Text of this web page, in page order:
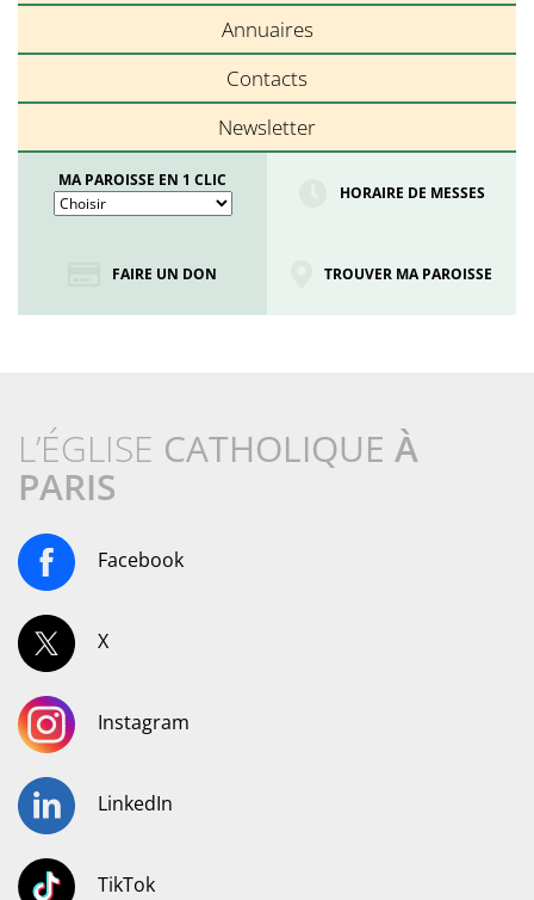
Annuaires
Contacts
Newsletter
MA PAROISSE EN 1 CLIC
HORAIRE DE MESSES
FAIRE UN DON TROUVER MA PAROISSE
L’ÉGLISE CATHOLIQUE À
PARIS
Facebook
X
Instagram
LinkedIn
TikTok